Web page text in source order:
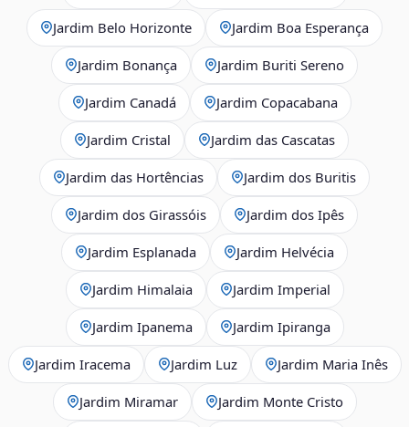
Jardim Belo Horizonte Jardim Boa Esperança
Jardim Bonança Jardim Buriti Sereno
Jardim Canadá Jardim Copacabana
Jardim Cristal Jardim das Cascatas
Jardim das Hortências Jardim dos Buritis
Jardim dos Girassóis Jardim dos Ipês
Jardim Esplanada Jardim Helvécia
Jardim Himalaia Jardim Imperial
Jardim Ipanema Jardim Ipiranga
Jardim Iracema Jardim Luz Jardim Maria Inês
Jardim Miramar Jardim Monte Cristo